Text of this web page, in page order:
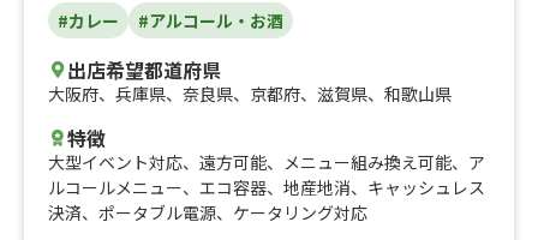
#カレー #アルコール・お酒
出店希望都道府県
大阪府、 兵庫県、 奈良県、 京都府、 滋賀県、 和歌山県
特徴
大型イベント対応、 遠方可能、 メニュー組み換え可能、 ア
ルコールメニュー、 エコ容器、 地産地消、 キャッシュレス
決済、 ポータブル電源、 ケータリング対応